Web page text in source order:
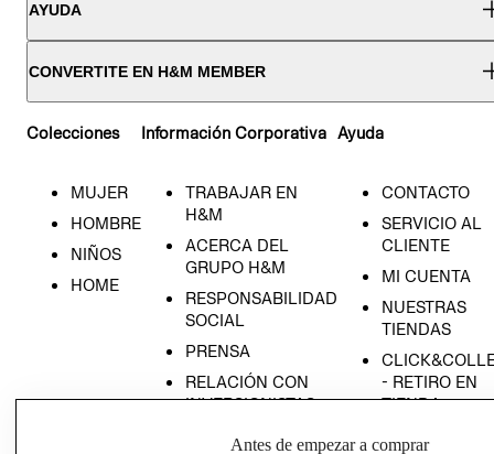
AYUDA
CONVERTITE EN H&M MEMBER
Colecciones
MUJER
HOMBRE
NIÑOS
HOME
Información Corporativa
TRABAJAR EN
H&M
ACERCA DEL
GRUPO H&M
RESPONSABILIDAD
SOCIAL
PRENSA
RELACIÓN CON
INVERSIONISTAS
POLÍTICA
Ayuda
CONTACTO
SERVICIO AL
CLIENTE
MI CUENTA
NUESTRAS
TIENDAS
- RETIRO EN
TIENDA
Antes de empezar a comprar